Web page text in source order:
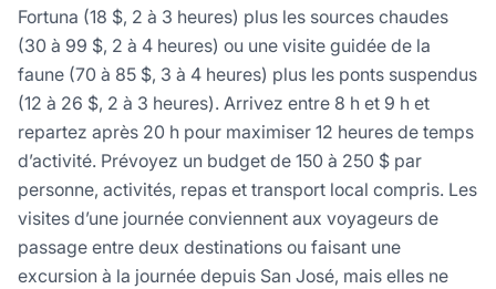
Fortuna (18 $, 2 à 3 heures) plus les sources chaudes
(30 à 99 $, 2 à 4 heures) ou une visite guidée de la
faune (70 à 85 $, 3 à 4 heures) plus les ponts suspendus
(12 à 26 $, 2 à 3 heures). Arrivez entre 8 h et 9 h et
repartez après 20 h pour maximiser 12 heures de temps
d’activité. Prévoyez un budget de 150 à 250 $ par
personne, activités, repas et transport local compris. Les
visites d’une journée conviennent aux voyageurs de
passage entre deux destinations ou faisant une
excursion à la journée depuis San José, mais elles ne